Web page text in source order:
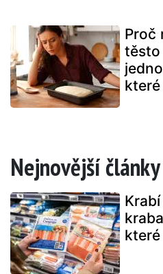
Proč
těsto
Nejnovější články